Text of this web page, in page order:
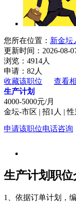
您所在位置： 新金坛
更新时间：2026-08-
浏览：4914人
申请：82人
收藏该职位
查看
生产计划
4000-5000元/月
金坛-市区 | 招1人 |
申请该职位电话咨询
生产计划职位
1、依据订单计划，